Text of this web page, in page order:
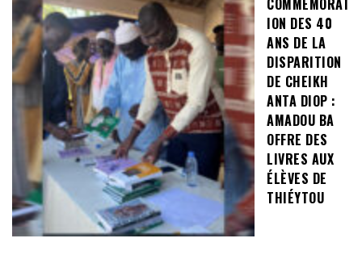
ION DES 40
ANS DE LA
DISPARITION
DE CHEIKH
ANTA DIOP :
AMADOU BA
OFFRE DES
LIVRES AUX
ÉLÈVES DE
THIÉYTOU